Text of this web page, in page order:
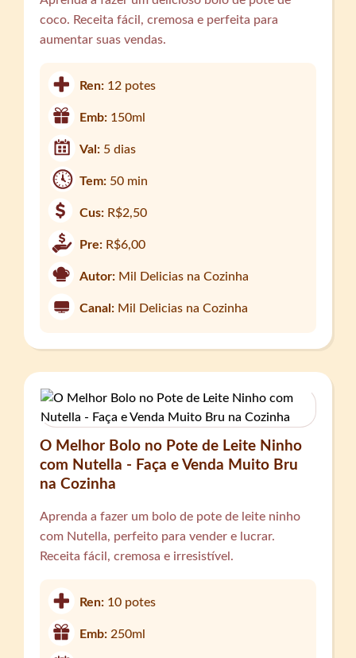
coco. Receita fácil, cremosa e perfeita para
aumentar suas vendas.
Ren: 12 potes
Emb: 150ml
Val: 5 dias
Tem: 50 min
Cus: R$2,50
Pre: R$6,00
Autor: Mil Delicias na Cozinha
Canal: Mil Delicias na Cozinha
O Melhor Bolo no Pote de Leite Ninho
com Nutella - Faça e Venda Muito Bru
na Cozinha
Aprenda a fazer um bolo de pote de leite ninho
com Nutella, perfeito para vender e lucrar.
Receita fácil, cremosa e irresistível.
Ren: 10 potes
Emb: 250ml